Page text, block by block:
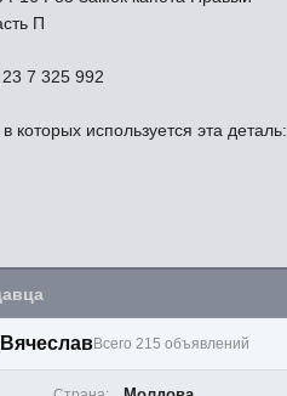
П
7 325 992
которых используется эта деталь:
ВячеславВсего 215 объявлений